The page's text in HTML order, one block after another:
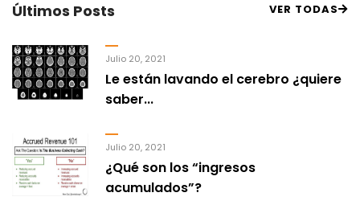
Últimos Posts VER TODAS
Julio 20, 2021
Le están lavando el cerebro ¿quiere
saber...
Julio 20, 2021
¿Qué son los “ingresos
acumulados”?